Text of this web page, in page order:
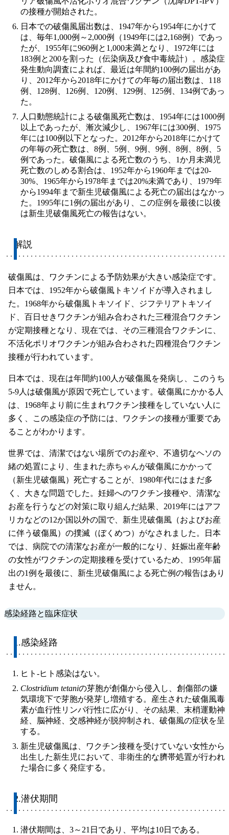
の接種が開始された。
日本での破傷風届出数は、1947年から1954年にかけて
は、毎年1,000例～2,000例（1949年には2,168例）であっ
たが、1955年に960例と1,000未満となり、1972年には
183例と200を割った（伝染病及び食中毒統計）。感染症
発生動向調査によれば、最近は年間約100例の届出があ
り、2012年から2018年にかけての年毎の届出数は、118
例、128例、126例、120例、129例、125例、134例であっ
た。
人口動態統計による破傷風死亡数は、1954年には1000例
以上であったが、漸次減少し、1967年には300例、1975
年には100例以下となった。2012年から2018年にかけて
の年毎の死亡数は、8例、5例、9例、9例、8例、8例、5
例であった。破傷風による死亡数のうち、1か月未満児
死亡数のしめる割合は、1952年から1960年までは20-
30%、1965年から1978年までは20%未満であり、1979年
から1994年まで新生児破傷風による死亡の届出はなかっ
た。1995年に1例の届出があり、この症例を最後に以後
は新生児破傷風死亡の報告はない。
解説
破傷風は、ワクチンによる予防効果が大きい感染症です。
日本では、1952年から破傷風トキソイドが導入されまし
た。1968年から破傷風トキソイド、ジフテリアトキソイ
ド、百日せきワクチンが組み合わされた三種混合ワクチン
が定期接種となり、現在では、その三種混合ワクチンに、
不活化ポリオワクチンが組み合わされた四種混合ワクチン
接種が行われています。
日本では、現在は年間約100人が破傷風を発病し、このうち
5-9人は破傷風が原因で死亡しています。破傷風にかかる人
は、1968年より前に生まれワクチン接種をしていない人に
多く、この感染症の予防には、ワクチンの接種が重要であ
ることがわかります。
世界では、清潔ではない場所でのお産や、不適切なヘソの
緒の処置により、生まれた赤ちゃんが破傷風にかかって
（新生児破傷風）死亡することが、1980年代にはまだ多
く、大きな問題でした。妊婦へのワクチン接種や、清潔な
お産を行うなどの対策に取り組んだ結果、2019年にはアフ
リカなどの12か国以外の国で、新生児破傷風（およびお産
に伴う破傷風）の撲滅（ぼくめつ）がなされました。日本
では、病院での清潔なお産が一般的になり、妊娠出産年齢
の女性がワクチンの定期接種を受けているため、1995年届
出の1例を最後に、新生児破傷風による死亡例の報告はあり
ません。
感染経路と臨床症状
1.感染経路
ヒト-ヒト感染はない。
Clostridium tetaniの芽胞が創傷から侵入し、創傷部の嫌
気環境下で芽胞が発芽し増殖する。産生された破傷風毒
素が血行性リンパ行性に広がり、その結果、末梢運動神
経、脳神経、交感神経が脱抑制され、破傷風の症状を呈
する。
新生児破傷風は、ワクチン接種を受けていない女性から
出生した新生児において、非衛生的な臍帯処置が行われ
た場合に多く発症する。
2.潜伏期間
潜伏期間は、3～21日であり、平均は10日である。